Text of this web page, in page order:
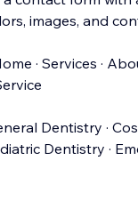
images, and
· Services ·
Dentistry ·
Dentistry ·